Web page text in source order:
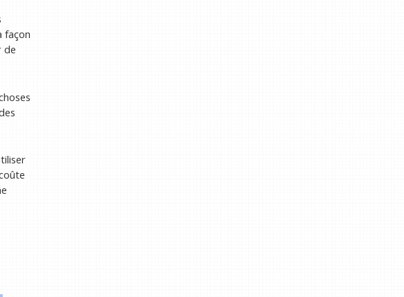
façon
de